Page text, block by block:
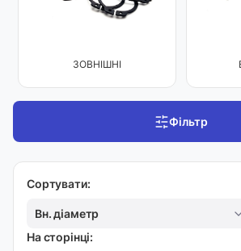
ЗОВНІШНІ
Фільтр
Сортувати:
Вн. діаметр
На сторінці: